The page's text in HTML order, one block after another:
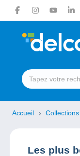
Accueil Collections
Les plus